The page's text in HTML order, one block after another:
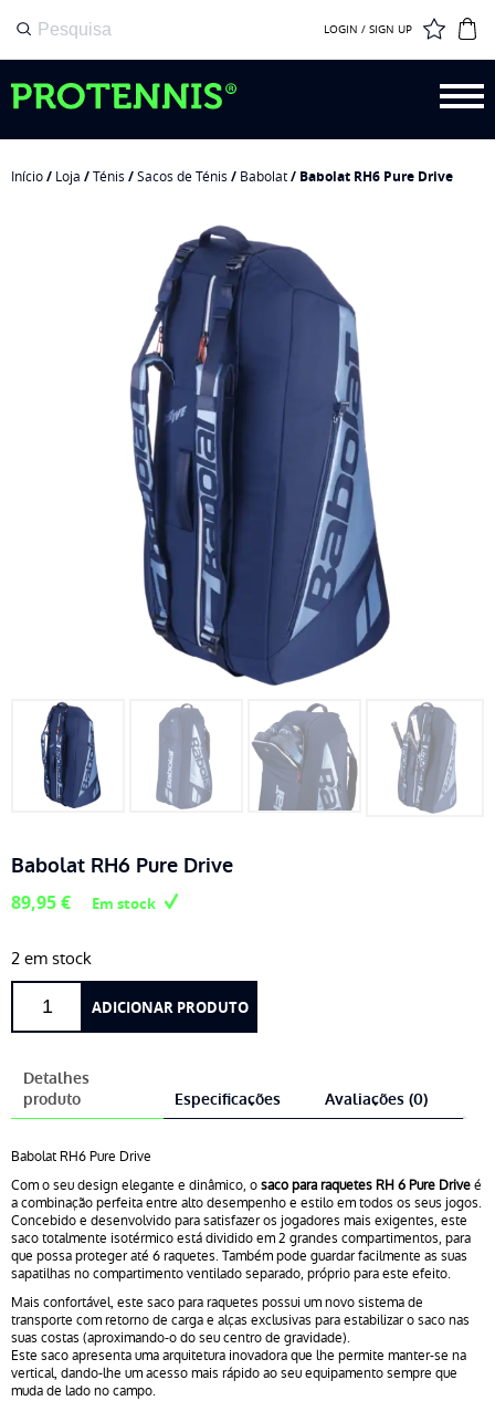
LOGIN / SIGN UP
Início/ Loja /Ténis /Sacos de Ténis / Babolat/ Babolat RH6 Pure Drive
Babolat RH6 Pure Drive
89,95€ Em stock
2 em stock
RH6
Pure
Drive
ADICIONAR PRODUTO
Detalhes
produto
Especificações Avaliações (0)
Babolat RH6 Pure Drive
Com o seu design elegante e dinâmico, osaco para raquetes RH 6 Pure Driveé
a combinação perfeita entre alto desempenho e estilo em todos os seus jogos.
Concebido e desenvolvido para satisfazer os jogadores mais exigentes, este
saco totalmente isotérmico está dividido em 2 grandes compartimentos, para
que possa proteger até 6 raquetes. Também pode guardar facilmente as suas
sapatilhas no compartimento ventilado separado, próprio para este efeito.
Mais confortável, este saco para raquetes possui um novo sistema de
transporte com retorno de carga e alças exclusivas para estabilizar o saco nas
suas costas (aproximando-o do seu centro de gravidade).
Este saco apresenta uma arquitetura inovadora que lhe permite manter-se na
vertical, dando-lhe um acesso mais rápido ao seu equipamento sempre que
muda de lado no campo.